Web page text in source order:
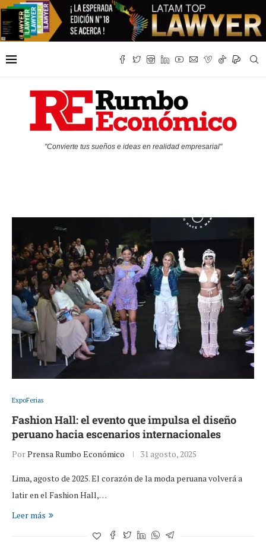
"Convierte tus sueños e ideas en realidad empresarial"
ExpoFerias
Fashion Hall: el evento que impulsa el diseño
peruano hacia escenarios internacionales
PorPrensa Rumbo Económico 31 agosto, 2025
Lima, agosto de 2025. El corazón de la moda peruana volverá a
latir en el Fashion Hall,…
Leer más